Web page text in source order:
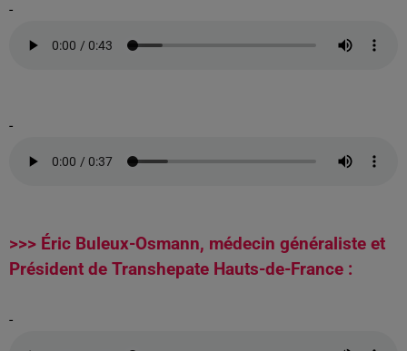
-
-
>>> Éric Buleux-Osmann, médecin généraliste et
Président de Transhepate Hauts-de-France :
-